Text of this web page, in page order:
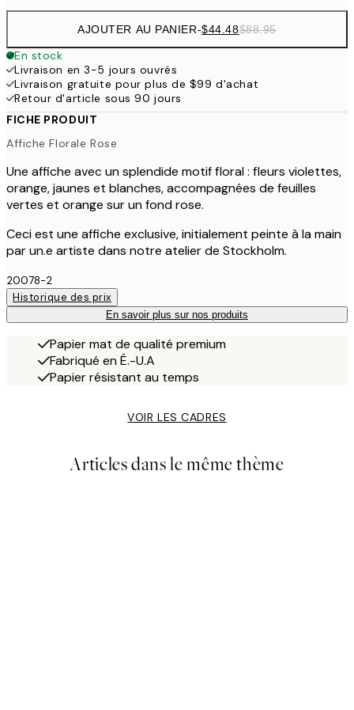
AJOUTER AU PANIER-$44.48$88.95
En stock
Livraison en 3-5 jours ouvrés
Livraison gratuite pour plus de $99 d'achat
Retour d'article sous 90 jours
FICHE PRODUIT
Affiche Florale Rose
Une affiche avec un splendide motif floral : fleurs violettes,
orange, jaunes et blanches, accompagnées de feuilles
vertes et orange sur un fond rose.
Ceci est une affiche exclusive, initialement peinte à la main
par un.e artiste dans notre atelier de Stockholm.
20078-2
Historique des prix
En savoir plus sur nos produits
Papier mat de qualité premium
Fabriqué en É.-U.A
Papier résistant au temps
VOIR LES CADRES
Articles dans le même thème